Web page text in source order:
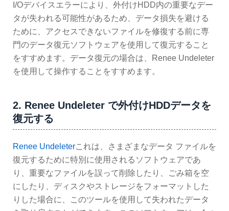
I/Oデバイスエラーにより、外付けHDD内の重要なデー
タが失われる可能性があるため、データ損失を避ける
ために、アクセスできないファイルを修復する前に専
門のデータ復元ソフトウェアを使用して復元すること
をすすめます。データ復元の場合は、Renee Undeleter
を使用して操作することをすすめます。
2. Renee Undeleter で外付けHDDデータを
復元する
Renee Undeleterこれは、さまざまなデータ ファイルを
復元するために特別に使用されるソフトウェアであ
り、重要なファイルを誤って削除したり、ごみ箱を空
にしたり、ディスクやストレージをフォーマットした
りした場合に、このツールを使用して失われたデータ